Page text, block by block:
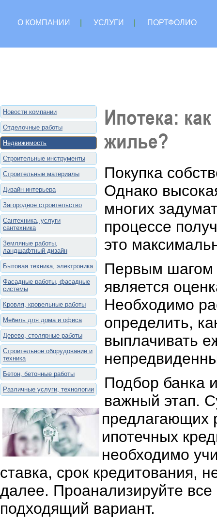
О КОМПАНИИ УСЛУГИ
ПОРТФОЛИО
Новости компании
Отделочные работы
Недвижимость
Строительные инструменты
Строительные материалы
Дизайн интерьера
Загородное строительство
Сантехника, услуги
сантехника
Земляные работы,
ландшафтный дизайн
Бытовая техника, электроника
Фасадные работы, фасадные
системы
Кровля, кровельные работы
Мебель для дома и офиса
Дерево, столярные работы
Строительное оборудование и
техника
Бетон, бетонные работы
Различные услуги, технологии
Ипотека:
жилье?
Покупка
Однако
многих
процессе
это
Первым шагом
является
Необходимо
определить,
выплачивать
Подбор банка
важный этап.
предлагающих
ипотечных
необходимо
ставка, срок кредитования,
далее. Проанализируйте
подходящий вариант.